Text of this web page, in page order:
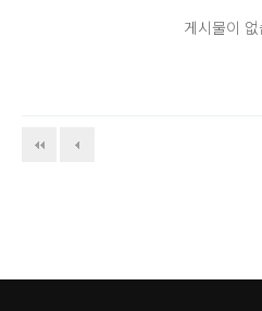
게시물이